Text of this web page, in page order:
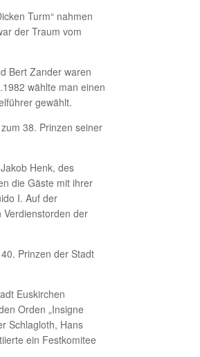
Turm“ nahmen
der Traum vom
Bert Zander waren
wählte man einen
gewählt.
38. Prinzen seiner
Henk, des
die Gäste mit ihrer
I. Auf der
Verdienstorden der
Prinzen der Stadt
Euskirchen
Orden „Insigne
Schlagloth, Hans
ein Festkomitee